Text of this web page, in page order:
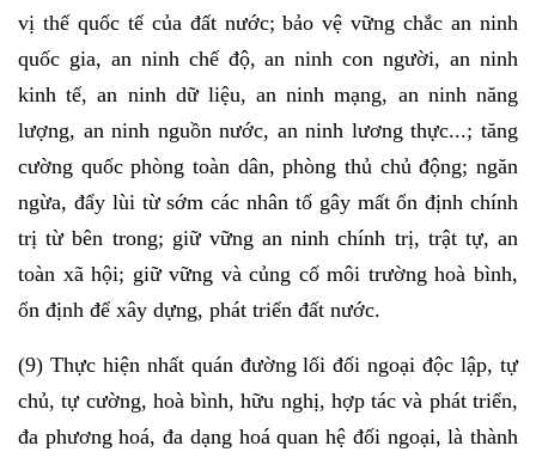
vị thế quốc tế của đất nước; bảo vệ vững chắc an ninh
quốc gia, an ninh chế độ, an ninh con người, an ninh
kinh tế, an ninh dữ liệu, an ninh mạng, an ninh năng
lượng, an ninh nguồn nước, an ninh lương thực...; tăng
cường quốc phòng toàn dân, phòng thủ chủ động; ngăn
ngừa, đẩy lùi từ sớm các nhân tố gây mất ổn định chính
trị từ bên trong; giữ vững an ninh chính trị, trật tự, an
toàn xã hội; giữ vững và củng cố môi trường hoà bình,
ổn định để xây dựng, phát triển đất nước.
(9) Thực hiện nhất quán đường lối đối ngoại độc lập, tự
chủ, tự cường, hoà bình, hữu nghị, hợp tác và phát triển,
đa phương hoá, đa dạng hoá quan hệ đối ngoại, là thành